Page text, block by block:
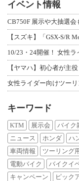
イベント情報
CB750F 展示や大抽選
【スズキ】「GSX-S/R
10/23・24開催！ 女性
【ヤマハ】初心者が主
女性ライダー向けツー
キーワード
KTM 展示会 バイク
ニュース
ホンダ ハ
車両情報
ツーリング
電動バイク
バイクイ
キャンペーン
ピック